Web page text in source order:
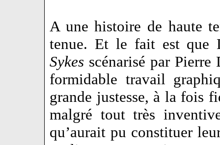
A une histoire de haute
tenue. Et le fait est que
Sykes scénarisé par
formidable travail
grande justesse, à la fois
malgré tout très
qu’aurait pu constituer